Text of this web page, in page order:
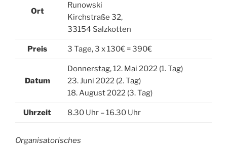
Ort
Runowski
Kirchstraße 32,
33154 Salzkotten
Preis 3 Tage, 3 x 130€ = 390€
Datum
Donnerstag, 12. Mai 2022 (1. Tag)
23. Juni 2022 (2. Tag)
18. August 2022 (3. Tag)
Uhrzeit 8.30 Uhr – 16.30 Uhr
Organisatorisches